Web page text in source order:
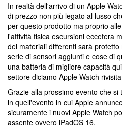
In realtà dell'arrivo di un Apple
di prezzo non più legato al lusso
per questo prodotto ma proprio
l'attività fisica escursioni eccetera
dei materiali differenti sarà
serie di sensori aggiunti e cose di
una batteria di migliore capacità
settore diciamo Apple Watch
Grazie alla prossimo evento che
in quell'evento in cui Apple
sicuramente i nuovi Apple Watch
assente ovvero iPadOS 16.